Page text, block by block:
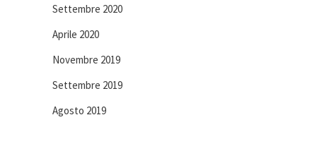
Settembre 2020
Aprile 2020
Novembre 2019
Settembre 2019
Agosto 2019